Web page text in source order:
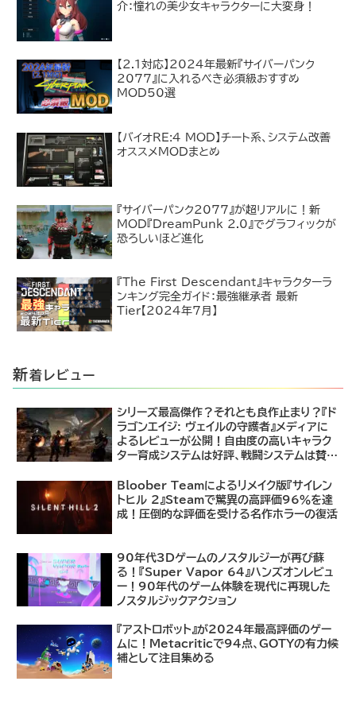
介：憧れの美少女キャラクターに大変身！
【2.1対応】2024年最新『サイバーパンク
2077』に入れるべき必須級おすすめ
MOD50選
【バイオRE:4 MOD】チート系、システム改善
オススメMODまとめ
『サイバーパンク2077』が超リアルに！新
MOD『DreamPunk 2.0』でグラフィックが
恐ろしいほど進化
『The First Descendant』キャラクターラ
ンキング完全ガイド：最強継承者 最新
Tier【2024年7月】
新着レビュー
シリーズ最高傑作？それとも良作止まり？『ド
ラゴンエイジ: ヴェイルの守護者』メディアに
よるレビューが公開！自由度の高いキャラク
ター育成システムは好評、戦闘システムは賛否
Bloober Teamによるリメイク版『サイレン
トヒル 2』Steamで驚異の高評価96％を達
成！圧倒的な評価を受ける名作ホラーの復活
90年代3Dゲームのノスタルジーが再び蘇
る！『Super Vapor 64』ハンズオンレビュ
ー！90年代のゲーム体験を現代に再現した
ノスタルジックアクション
『アストロボット』が2024年最高評価のゲー
ムに！Metacriticで94点、GOTYの有力候
補として注目集める